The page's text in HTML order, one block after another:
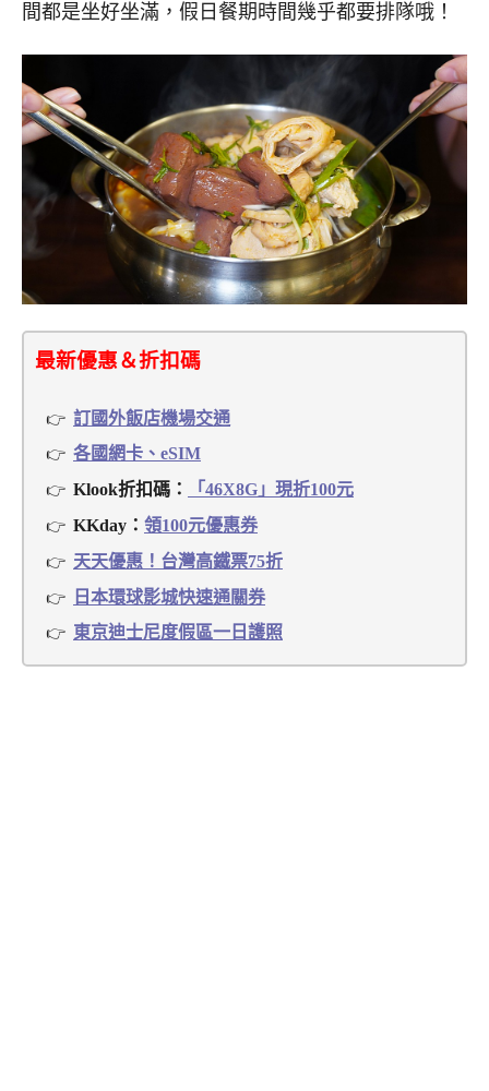
間都是坐好坐滿，假日餐期時間幾乎都要排隊哦！
最新優惠＆折扣碼
訂國外飯店機場交通
各國網卡、eSIM
Klook折扣碼：
「46X8G」現折100元
KKday： 領100元優惠券
天天優惠！台灣高鐵票75折
日本環球影城快速通關券
東京迪士尼度假區一日護照